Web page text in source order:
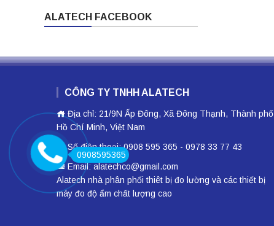
ALATECH FACEBOOK
CÔNG TY TNHH ALATECH
Địa chỉ: 21/9N Ấp Đông, Xã Đông Thạnh, Thành phố
Hồ Chí Minh, Việt Nam
Số điện thoại: 0908 595 365 - 0978 33 77 43
Email: alatechco@gmail.com
Alatech nhà phân phối thiêt bị đo lường và các thiết bị
máy đo độ ẩm chất lượng cao
0908595365